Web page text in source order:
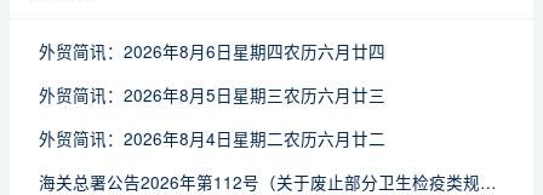
外贸简讯：2026年8月6日星期四农历六月廿四
外贸简讯：2026年8月5日星期三农历六月廿三
外贸简讯：2026年8月4日星期二农历六月廿二
海关总署公告2026年第112号（关于废止部分卫生检疫类规范性文件的公告）